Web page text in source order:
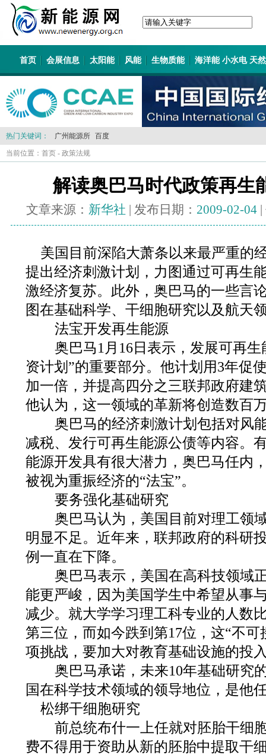
首页 会展信息 太阳能 风能 生物质能 海洋能 小水电 天
热门关键词： 广州能源所 百度
当前位置： 首页 - 政策法规
解读奥巴马时代政策再生
文章来源： 新华社 | 发布日期： 2009-02-04
美国目前深陷大萧条以来最严重的
提出经济刺激计划，力图通过可再生
激经济复苏。此外，奥巴马的一些言
图在基础科学、干细胞研究以及航天
法宝开发再生能源
奥巴马1月16日表示，发展可再生
资计划”的重要部分。他计划用3年促
加一倍，并提高四分之三联邦政府建
他认为，这一领域的革新将创造数百
奥巴马的经济刺激计划包括对风
减税、发行可再生能源公债等内容。
能源开发具有很大潜力，奥巴马任内
被视为重振经济的“法宝”。
要务强化基础研究
奥巴马认为，美国目前对理工领
明显不足。近年来，联邦政府的科研
例一直在下降。
奥巴马表示，美国在高科技领域
能更严峻，因为美国学生中希望从事
减少。就大学学习理工科专业的人数
第三位，而如今跌到第17位，这“不
项挑战，要加大对教育基础设施的投
奥巴马承诺，未来10年基础研究
国在科学技术领域的领导地位，是他
松绑干细胞研究
前总统布什一上任就对胚胎干细
费不得用于资助从新的胚胎中提取干